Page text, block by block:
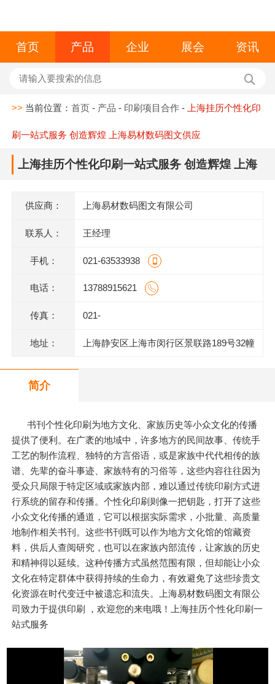
首页 产品 企业 展会 资讯
>> 当前位置：首页 - 产品 - 印刷项目合作 - 上海挂历个性化印
刷一站式服务 创造辉煌 上海易材数码图文供应
上海挂历个性化印刷一站式服务 创造辉煌 上海
供应商： 上海易材数码图文有限公司
联系人： 王经理
手机： 021-63533938
电话： 13788915621
传真： 021-
地址： 上海静安区上海市闵行区景联路189号32幢
简介
书刊个性化印刷为地方文化、家族历史等小众文化的传播
提供了便利。在广袤的地域中，许多地方的民间故事、传统手
工艺的制作流程、独特的方言俗语，或是家族中代代相传的族
谱、先辈的奋斗事迹、家族特有的习俗等，这些内容往往因为
受众只局限于特定区域或家族内部，难以通过传统印刷方式进
行系统的留存和传播。个性化印刷则像一把钥匙，打开了这些
小众文化传播的通道，它可以根据实际需求，小批量、高质量
地制作相关书刊。这些书刊既可以作为地方文化馆的馆藏资
料，供后人查阅研究，也可以在家族内部流传，让家族的历史
和精神得以延续。这种传播方式虽然范围有限，但却能让小众
文化在特定群体中获得持续的生命力，有效避免了这些珍贵文
化资源在时代变迁中被遗忘和流失。上海易材数码图文有限公
司致力于提供印刷 ，欢迎您的来电哦！上海挂历个性化印刷一
站式服务